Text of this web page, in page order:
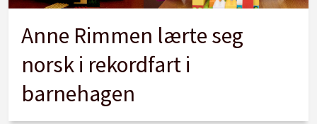
Anne Rimmen lærte seg
norsk i rekordfart i
barnehagen